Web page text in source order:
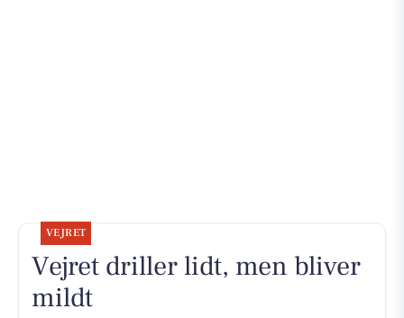
VEJRET
Vejret driller lidt, men bliver
mildt